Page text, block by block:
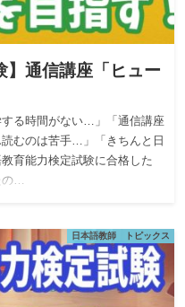
】通信講座「ヒュー
する時間がない…」「通信講座
むのは苦手…」「きちんと日
育能力検定試験に合格した
の…
日本語教師 トピックス